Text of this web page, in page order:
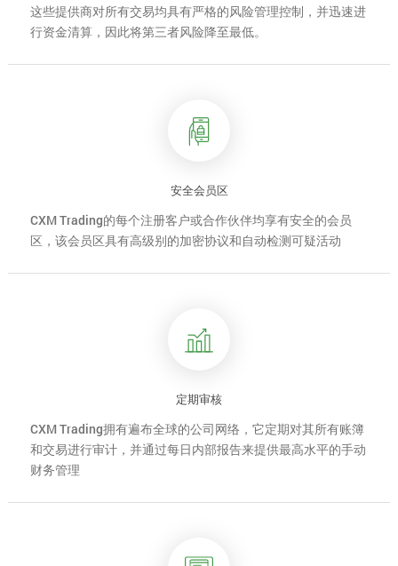
这些提供商对所有交易均具有严格的风险管理控制，并迅速进
行资金清算，因此将第三者风险降至最低。
安全会员区
CXM Trading的每个注册客户或合作伙伴均享有安全的会员
区，该会员区具有高级别的加密协议和自动检测可疑活动
定期审核
CXM Trading拥有遍布全球的公司网络，它定期对其所有账簿
和交易进行审计，并通过每日内部报告来提供最高水平的手动
财务管理